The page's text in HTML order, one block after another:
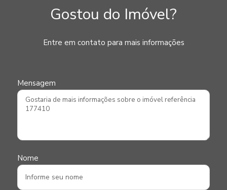
Gostou do Imóvel?
Entre em contato para mais informações
Mensagem
Nome